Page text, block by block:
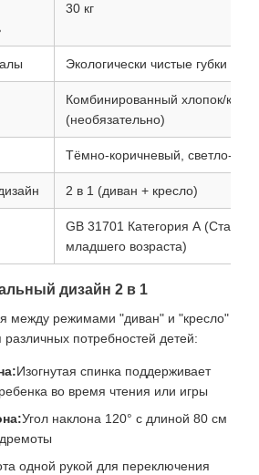
30 кг
Экологически чистые губки с
Комбинированный хлопок/
(необязательно)
Тёмно-коричневый, светло-
2 в 1 (диван + кресло)
GB 31701 Категория А
младшего возраста)
дизайн 2 в 1
между режимами "диван" и "кресло"
различных потребностей детей:
Изогнутая спинка поддерживает
во время чтения или игры
Угол наклона 120° с длиной 80 см
одной рукой для переключения